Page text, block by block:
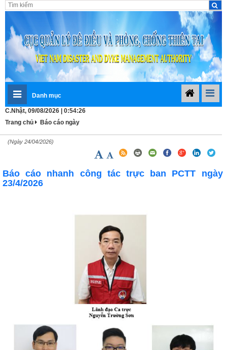
Danh mục
C.Nhật, 09/08/2026 | 0:54:26
Trang chủ
Báo cáo ngày
(Ngày 24/04/2026)
Báo cáo nhanh công tác trực ban PCTT ngày
23/4/2026